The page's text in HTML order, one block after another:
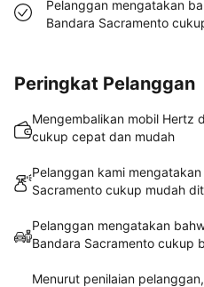
Pelanggan mengatakan
Bandara Sacramento
Peringkat Pelanggan
Mengembalikan mobil Hertz
cukup cepat dan mudah
Pelanggan kami
Sacramento cukup mudah
Pelanggan mengatakan
Bandara Sacramento cukup
Menurut penilaian